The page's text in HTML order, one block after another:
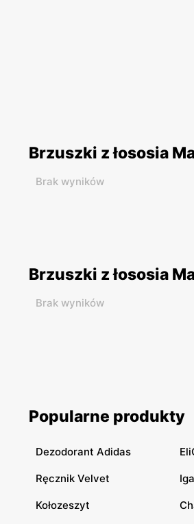
Brzuszki z łososia
Brak wyników
Brzuszki z łososia
Brak wyników
Popularne produkty
Dezodorant Adidas
Ręcznik Velvet Iga
Kołozeszyt